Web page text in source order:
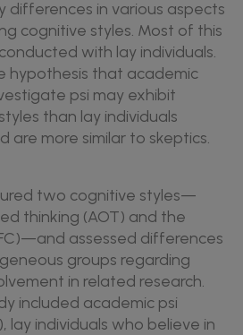
differences in various aspects
cognitive styles. Most of this
with lay individuals.
hypothesis that academic
psi may exhibit
than lay individuals
are more similar to skeptics.
two cognitive styles—
thinking (AOT) and the
assessed differences
groups regarding
in related research.
included academic psi
lay individuals who believe in